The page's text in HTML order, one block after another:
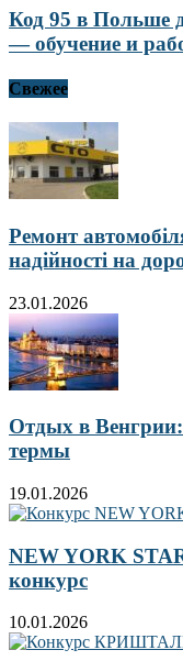
Код 95 в Польше
— обучение и
Свежее
Ремонт
надійності на
23.01.2026
Отдых в
термы
19.01.2026
NEW YORK
конкурс
10.01.2026